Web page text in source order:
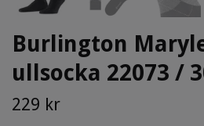
Burlington
ullsocka 22073 /
229 kr